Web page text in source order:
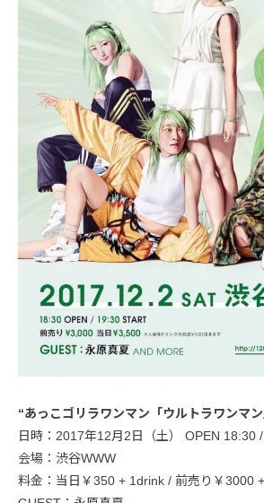
“あっこゴリラワンマン「ウルトラワンマ
日時：2017年12月2日（土） OPEN 18:30
会場：渋谷WWW
料金：当日￥350 + 1drink / 前売り￥3000